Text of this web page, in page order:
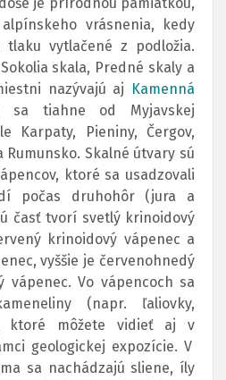
vrásnenia, kedy
tlaku vytlačené z podložia.
skala, Predné skaly a
nazývajú aj Kamenná
sa tiahne od Myjavskej
Karpaty, Pieniny, Čergov,
Rumunsko. Skalné útvary sú
ktoré sa usadzovali
počas druhohôr (jura a
časť tvorí svetlý krinoidový
krinoidový vápenec a
vyššie je červenohnedý
vápenec. Vo vápencoch sa
(napr. ľaliovky,
ktoré môžete vidieť aj v
geologickej expozície. V
sa nachádzajú sliene, íly